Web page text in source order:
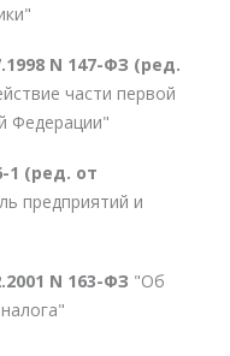
N 147-ФЗ (ред.
части первой
Федерации"
1 (ред. от
предприятий и
N 163-ФЗ "Об